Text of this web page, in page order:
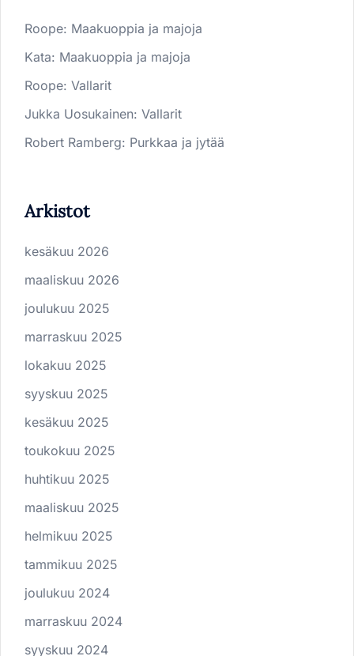
Roope: Maakuoppia ja majoja
Kata: Maakuoppia ja majoja
Roope: Vallarit
Jukka Uosukainen: Vallarit
Robert Ramberg: Purkkaa ja jytää
Arkistot
kesäkuu 2026
maaliskuu 2026
joulukuu 2025
marraskuu 2025
lokakuu 2025
syyskuu 2025
kesäkuu 2025
toukokuu 2025
huhtikuu 2025
maaliskuu 2025
helmikuu 2025
tammikuu 2025
joulukuu 2024
marraskuu 2024
syyskuu 2024